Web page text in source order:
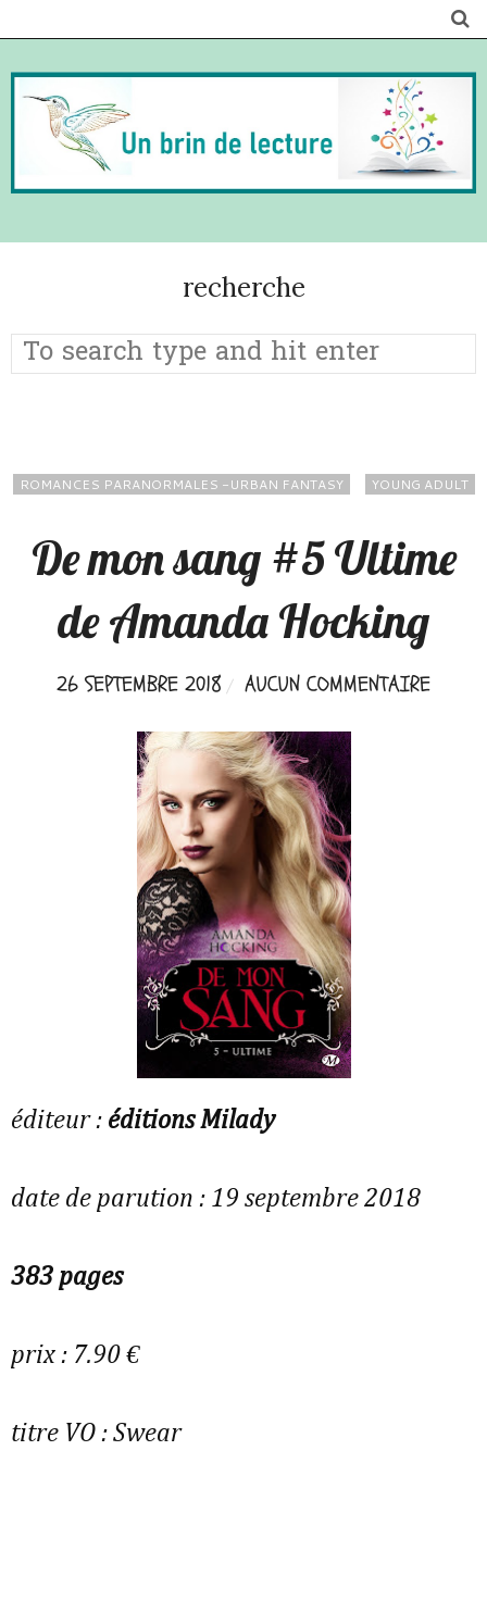
recherche
ROMANCES PARANORMALES -URBAN FANTASY YOUNG ADULT
De mon sang #5 Ultime
de Amanda Hocking
26 SEPTEMBRE 2018 AUCUN COMMENTAIRE
éditeur : éditions Milady
date de parution : 19 septembre 2018
383 pages
prix : 7.90 €
titre VO : Swear